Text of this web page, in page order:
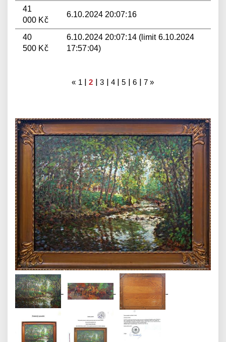
41
000 Kč
6.10.2024 20:07:16
40
500 Kč
6.10.2024 20:07:14 (limit 6.10.2024
17:57:04)
« 1 |2 | 3 | 4 |5 |6 | 7 »